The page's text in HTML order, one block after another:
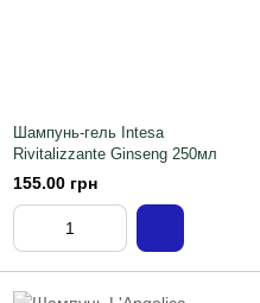
Шампунь-гель Intesa
Rivitalizzante Ginseng 250мл
155.00 грн